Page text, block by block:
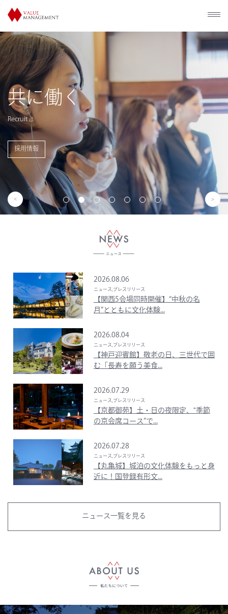
歴史的建造物の
利活用
Utilization of Historical Facilities
事業概要を見る
2026.08.06
ニュース,プレスリリース
【関西5会場同時開催】“中秋の名
月”とともに文化体験...
2026.08.04
ニュース,プレスリリース
【神戸迎賓館】敬老の日、三世代で囲
む「長寿を願う美食...
2026.07.29
ニュース,プレスリリース
【京都御苑】土・日の夜限定、‟季節
の京会席コース”で...
2026.07.28
ニュース,プレスリリース
【丸亀城】城泊の文化体験をもっと身
近に！国登録有形文...
ニュース一覧を見る